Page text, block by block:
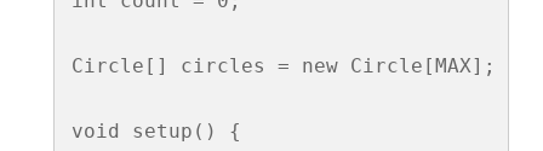
り
Circle[] circles = new Circle[MAX];
void setup() {